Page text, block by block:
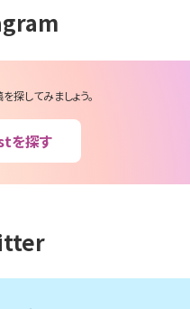
探してみましょう。
を探す